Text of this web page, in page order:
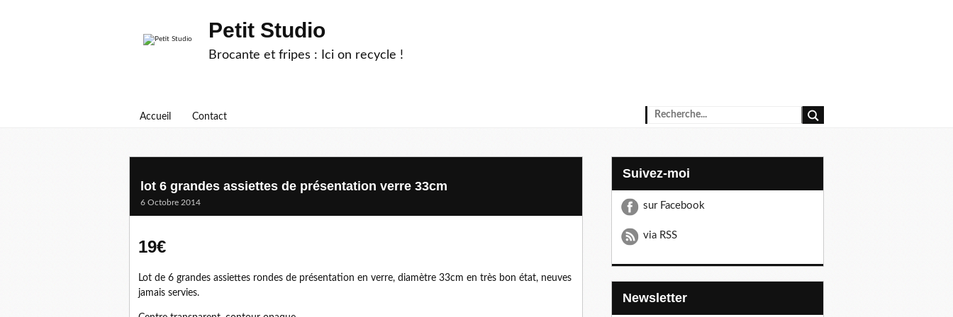
Petit Studio
Brocante et fripes : Ici on recycle !
Accueil Contact
lot 6 grandes assiettes de présentation verre 33cm
6 Octobre 2014
19€
Lot de 6 grandes assiettes rondes de présentation en verre, diamètre 33cm en très bon état, neuves
jamais servies.
Suivez-moi
sur Facebook
via RSS
Newsletter